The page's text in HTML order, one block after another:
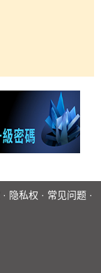
· 隐私权 · 常见问题 ·